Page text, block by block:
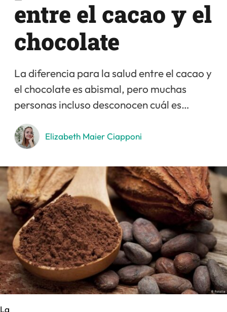
entre el cacao y el
chocolate
La diferencia para la salud entre el cacao y
el chocolate es abismal, pero muchas
personas incluso desconocen cuál es…
Elizabeth Maier Ciapponi
La